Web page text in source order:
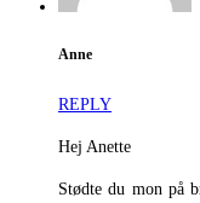
Anne
REPLY
Hej Anette
Stødte du mon på